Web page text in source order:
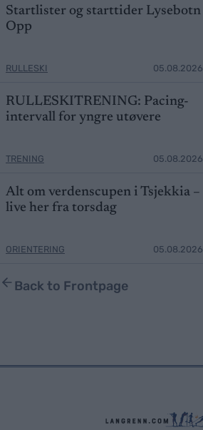
Startlister og starttider Lysebotn
Opp
RULLESKI 05.08.2026
RULLESKITRENING: Pacing-
intervall for yngre utøvere
TRENING 05.08.2026
Alt om verdenscupen i Tsjekkia –
live her fra torsdag
ORIENTERING 05.08.2026
Back to Frontpage